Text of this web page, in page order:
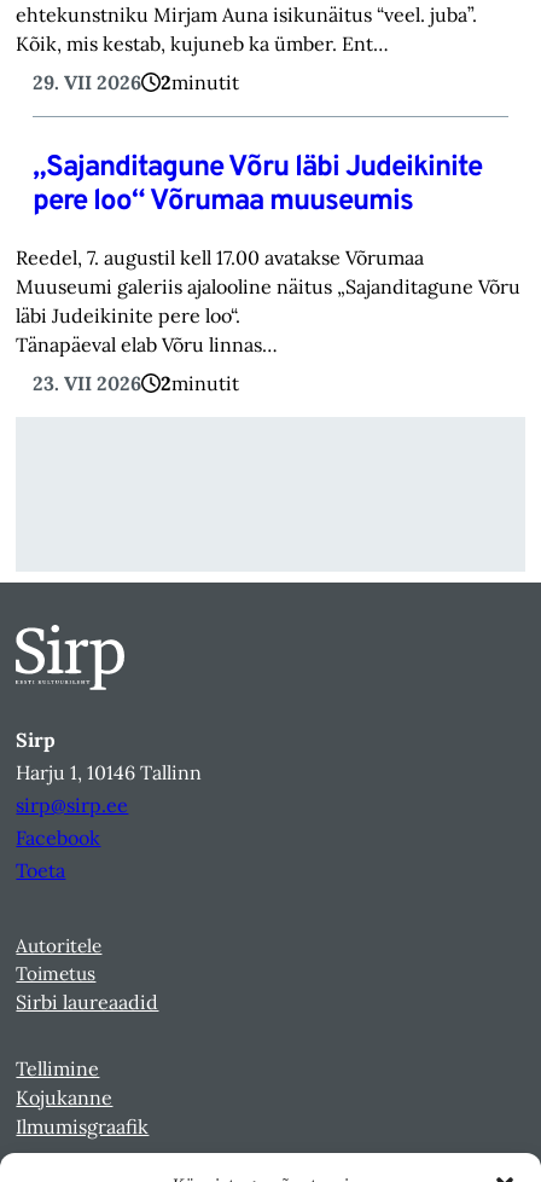
ehtekunstniku Mirjam Auna isikunäitus “veel. juba”.
Kõik, mis kestab, kujuneb ka ümber. Ent…
29. VII 2026
2minutit
„Sajanditagune Võru läbi Judeikinite
pere loo“ Võrumaa muuseumis
Reedel, 7. augustil kell 17.00 avatakse Võrumaa
Muuseumi galeriis ajalooline näitus „Sajanditagune Võru
läbi Judeikinite pere loo“.
Tänapäeval elab Võru linnas…
23. VII 2026
2minutit
Sirp
Harju 1, 10146 Tallinn
sirp@sirp.ee
Facebook
Toeta
Autoritele
Toimetus
Sirbi laureaadid
Tellimine
Kojukanne
Ilmumisgraafik